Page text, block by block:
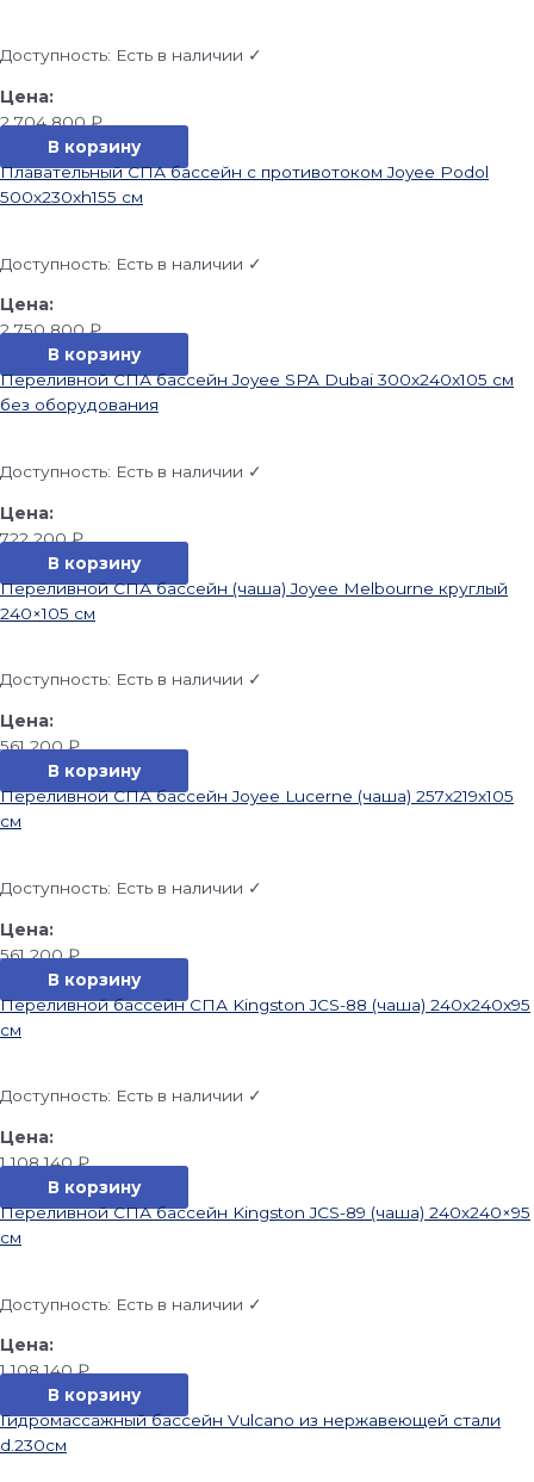
Доступность: Есть в наличии ✓
2 704 800₽
В корзину
Плавательный СПА бассейн с противотоком Joyee Podol
500x230xh155 см
Доступность: Есть в наличии ✓
2 750 800₽
В корзину
Переливной СПА бассейн Joyee SPA Dubai 300x240x105 см
без оборудования
Доступность: Есть в наличии ✓
722 200₽
В корзину
Переливной СПА бассейн (чаша) Joyee Melbourne круглый
240×105 см
Доступность: Есть в наличии ✓
561 200₽
В корзину
Переливной СПА бассейн Joyee Lucerne (чаша) 257x219x105
см
Доступность: Есть в наличии ✓
561 200₽
В корзину
Переливной бассейн СПА Kingston JCS-88 (чаша) 240x240x95
см
Доступность: Есть в наличии ✓
1 108 140₽
В корзину
Переливной СПА бассейн Kingston JCS-89 (чаша) 240х240×95
см
Доступность: Есть в наличии ✓
1 108 140₽
В корзину
Гидромассажный бассейн Vulcano из нержавеющей стали
d.230см